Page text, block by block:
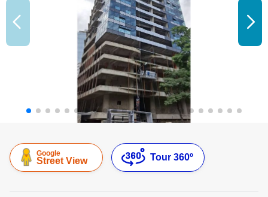
Google
Street View Tour 360º